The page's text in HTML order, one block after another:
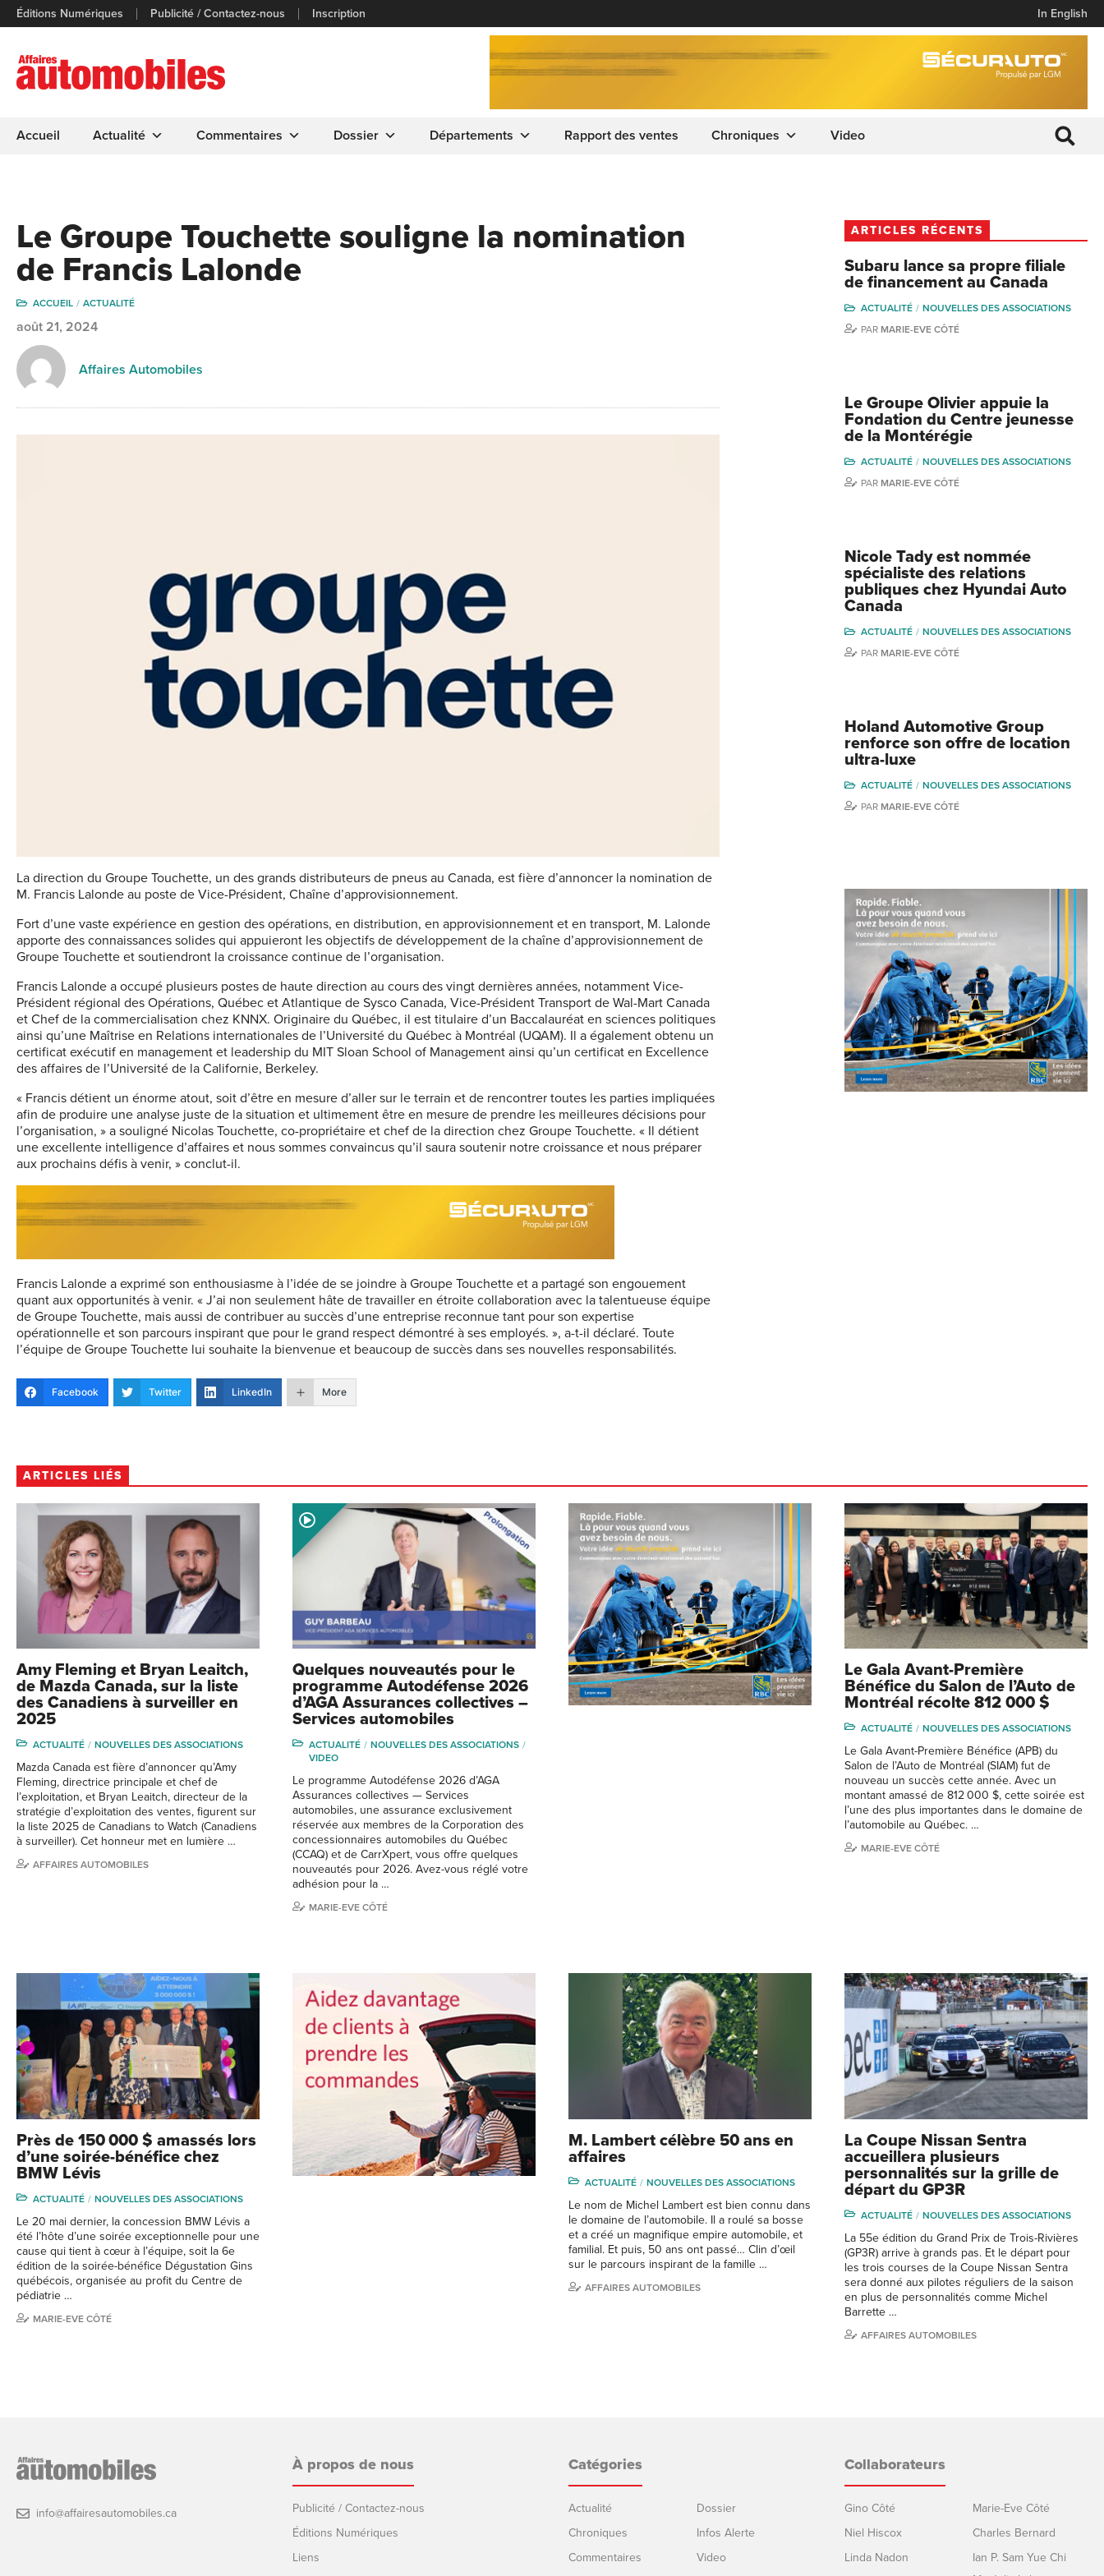
Éditions Numériques Publicité / Contactez-nous Inscription In English
Accueil Actualité Commentaires Dossier Départements Rapport des ventes Chroniques Video
Le Groupe Touchette souligne la nomination
de Francis Lalonde
ACCUEIL ACTUALITÉ
août 21, 2024
Affaires Automobiles
La direction du Groupe Touchette, un des grands distributeurs de pneus au Canada, est fière d’annoncer la nomination de
M. Francis Lalonde au poste de Vice-Président, Chaîne d’approvisionnement.
Fort d’une vaste expérience en gestion des opérations, en distribution, en approvisionnement et en transport, M. Lalonde
apporte des connaissances solides qui appuieront les objectifs de développement de la chaîne d’approvisionnement de
Groupe Touchette et soutiendront la croissance continue de l’organisation.
Francis Lalonde a occupé plusieurs postes de haute direction au cours des vingt dernières années, notamment Vice-
Président régional des Opérations, Québec et Atlantique de Sysco Canada, Vice-Président Transport de Wal-Mart Canada
et Chef de la commercialisation chez KNNX. Originaire du Québec, il est titulaire d’un Baccalauréat en sciences politiques
ainsi qu’une Maîtrise en Relations internationales de l’Université du Québec à Montréal (UQAM). Il a également obtenu un
certificat exécutif en management et leadership du MIT Sloan School of Management ainsi qu’un certificat en Excellence
des affaires de l’Université de la Californie, Berkeley.
« Francis détient un énorme atout, soit d’être en mesure d’aller sur le terrain et de rencontrer toutes les parties impliquées
afin de produire une analyse juste de la situation et ultimement être en mesure de prendre les meilleures décisions pour
l’organisation, » a souligné Nicolas Touchette, co-propriétaire et chef de la direction chez Groupe Touchette. « Il détient
une excellente intelligence d’affaires et nous sommes convaincus qu’il saura soutenir notre croissance et nous préparer
aux prochains défis à venir, » conclut-il.
Francis Lalonde a exprimé son enthousiasme à l’idée de se joindre à Groupe Touchette et a partagé son engouement
quant aux opportunités à venir. « J’ai non seulement hâte de travailler en étroite collaboration avec la talentueuse équipe
de Groupe Touchette, mais aussi de contribuer au succès d’une entreprise reconnue tant pour son expertise
opérationnelle et son parcours inspirant que pour le grand respect démontré à ses employés. », a-t-il déclaré. Toute
l’équipe de Groupe Touchette lui souhaite la bienvenue et beaucoup de succès dans ses nouvelles responsabilités.
Facebook Twitter LinkedIn More
ARTICLES RÉCENTS
Subaru lance sa propre filiale
de financement au Canada
ACTUALITÉ
NOUVELLES DES ASSOCIATIONS
PAR MARIE-EVE CÔTÉ
Le Groupe Olivier appuie la
Fondation du Centre jeunesse
de la Montérégie
ACTUALITÉ
NOUVELLES DES ASSOCIATIONS
PAR MARIE-EVE CÔTÉ
Nicole Tady est nommée
spécialiste des relations
publiques chez Hyundai Auto
Canada
ACTUALITÉ
NOUVELLES DES ASSOCIATIONS
PAR MARIE-EVE CÔTÉ
Holand Automotive Group
renforce son offre de location
ultra-luxe
ACTUALITÉ
NOUVELLES DES ASSOCIATIONS
PAR MARIE-EVE CÔTÉ
ARTICLES LIÉS
Amy Fleming et Bryan Leaitch,
de Mazda Canada, sur la liste
des Canadiens à surveiller en
2025
ACTUALITÉ NOUVELLES DES ASSOCIATIONS
Mazda Canada est fière d’annoncer qu’Amy
Fleming, directrice principale et chef de
l’exploitation, et Bryan Leaitch, directeur de la
stratégie d’exploitation des ventes, figurent sur
la liste 2025 de Canadians to Watch (Canadiens
à surveiller). Cet honneur met en lumière …
AFFAIRES AUTOMOBILES
Quelques nouveautés pour le
programme Autodéfense 2026
d’AGA Assurances collectives –
Services automobiles
ACTUALITÉ
NOUVELLES DES ASSOCIATIONS
VIDEO
Le programme Autodéfense 2026 d’AGA
Assurances collectives — Services
automobiles, une assurance exclusivement
réservée aux membres de la Corporation des
concessionnaires automobiles du Québec
(CCAQ) et de CarrXpert, vous offre quelques
nouveautés pour 2026. Avez-vous réglé votre
adhésion pour la …
MARIE-EVE CÔTÉ
Le Gala Avant-Première
Bénéfice du Salon de l’Auto de
Montréal récolte 812 000 $
ACTUALITÉ NOUVELLES DES ASSOCIATIONS
Le Gala Avant-Première Bénéfice (APB) du
Salon de l’Auto de Montréal (SIAM) fut de
nouveau un succès cette année. Avec un
montant amassé de 812 000 $, cette soirée est
l’une des plus importantes dans le domaine de
l’automobile au Québec. …
MARIE-EVE CÔTÉ
Près de 150 000 $ amassés lors
d’une soirée-bénéfice chez
BMW Lévis
ACTUALITÉ NOUVELLES DES ASSOCIATIONS
Le 20 mai dernier, la concession BMW Lévis a
été l’hôte d’une soirée exceptionnelle pour une
cause qui tient à cœur à l’équipe, soit la 6e
édition de la soirée-bénéfice Dégustation Gins
québécois, organisée au profit du Centre de
pédiatrie …
MARIE-EVE CÔTÉ
M. Lambert célèbre 50 ans en
affaires
ACTUALITÉ NOUVELLES DES ASSOCIATIONS
Le nom de Michel Lambert est bien connu dans
le domaine de l’automobile. Il a roulé sa bosse
et a créé un magnifique empire automobile, et
familial. Et puis, 50 ans ont passé… Clin d’œil
sur le parcours inspirant de la famille …
AFFAIRES AUTOMOBILES
La Coupe Nissan Sentra
accueillera plusieurs
personnalités sur la grille de
départ du GP3R
ACTUALITÉ NOUVELLES DES ASSOCIATIONS
La 55e édition du Grand Prix de Trois-Rivières
(GP3R) arrive à grands pas. Et le départ pour
les trois courses de la Coupe Nissan Sentra
sera donné aux pilotes réguliers de la saison
en plus de personnalités comme Michel
Barrette …
AFFAIRES AUTOMOBILES
info@affairesautomobiles.ca
À propos de nous
Publicité / Contactez-nous
Éditions Numériques
Liens
Catégories
Actualité
Chroniques
Commentaires
Dossier
Infos Alerte
Video
Collaborateurs
Gino Côté
Niel Hiscox
Linda Nadon
Marie-Eve Côté
Charles Bernard
Ian P. Sam Yue Chi